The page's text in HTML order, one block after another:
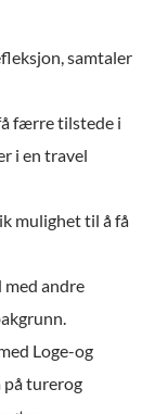
samtaler
færre tilstede i
i en travel
mulighet til å få
med andre
Loge-og
på turerog